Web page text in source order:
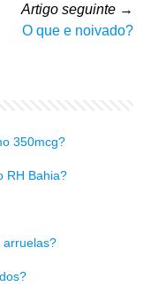
Artigo seguinte →
O que e noivado?
350mcg?
RH Bahia?
arruelas?